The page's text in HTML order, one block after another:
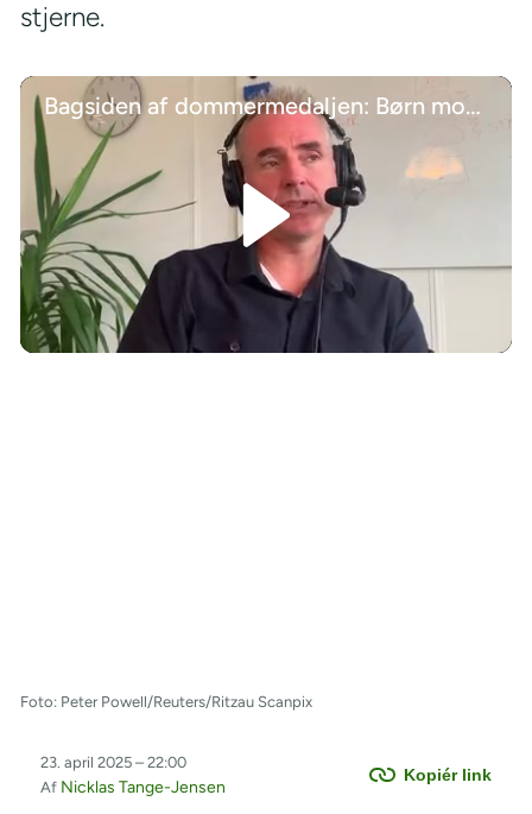
stjerne.
Bagsiden af dommermedaljen: Børn modtog billeder af Kehlet som død
Foto: Peter Powell/Reuters/Ritzau Scanpix
Kopiér link
23. april 2025 – 22:00
Af Nicklas Tange-Jensen